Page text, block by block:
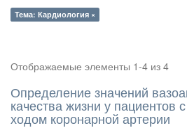
Тема: Кардиология ×
Отображаемые элементы 1-4 из 4
Определение значений
качества жизни у пациентов
ходом коронарной артерии